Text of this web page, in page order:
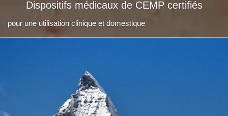
Dispositifs médicaux de CEMP certifiés
pour une utilisation clinique et domestique
Dispositifs médicaux de CEMP certifiés
pour une utilisation clinique et domestique